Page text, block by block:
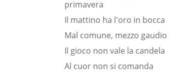
primavera
Il mattino ha l'oro in bocca
Mal comune, mezzo gaudio
Il gioco non vale la candela
Al cuor non si comanda